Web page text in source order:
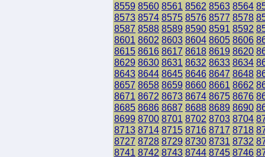
8559 8560 8561 8562 8563 8564
8573 8574 8575 8576 8577 8578
8587 8588 8589 8590 8591 8592
8601 8602 8603 8604 8605 8606
8615 8616 8617 8618 8619 8620
8629 8630 8631 8632 8633 8634
8643 8644 8645 8646 8647 8648
8657 8658 8659 8660 8661 8662
8671 8672 8673 8674 8675 8676
8685 8686 8687 8688 8689 8690
8699 8700 8701 8702 8703 8704
8713 8714 8715 8716 8717 8718
8727 8728 8729 8730 8731 8732
8741 8742 8743 8744 8745 8746